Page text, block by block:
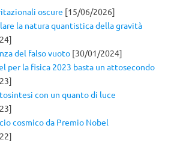
oscure [15/06/2026]
la natura quantistica della gravità
del falso vuoto [30/01/2024]
per la fisica 2023 basta un attosecondo
con un quanto di luce
cosmico da Premio Nobel